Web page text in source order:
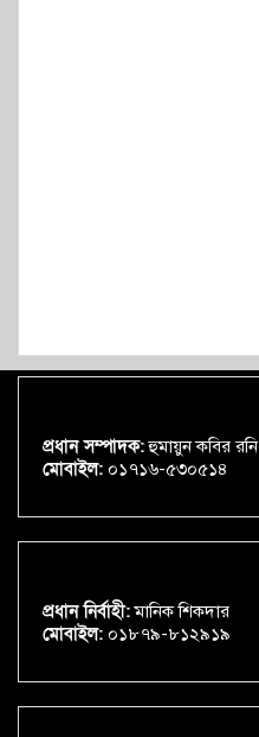
প্রধান সম্পাদক:হুমায়ুন কবির রনি
মোবাইল: ০১৭১৬-৫৩০৫১৪
প্রধান নির্বাহী:মানিক শিকদার
মোবাইল: ০১৮৭৯-৮১২৯১৯